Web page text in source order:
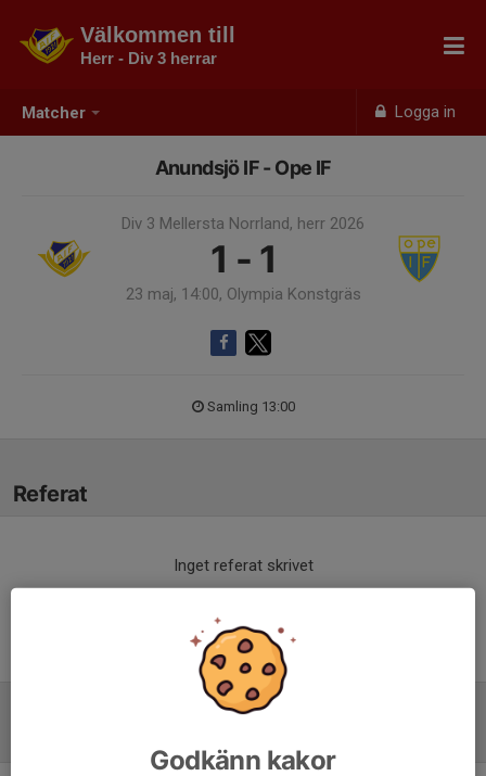
Matcher Logga in
Välkommen till
Herr - Div 3 herrar
Anundsjö IF - Ope IF
Div 3 Mellersta Norrland, herr 2026
1 - 1
23 maj, 14:00, Olympia Konstgräs
Samling 13:00
Referat
Inget referat skrivet
Godkänn kakor